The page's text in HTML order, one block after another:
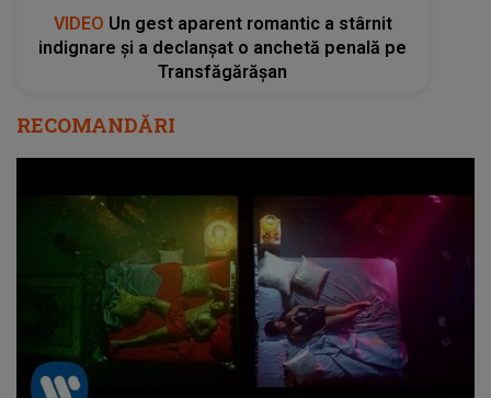
VIDEO Un gest aparent romantic a stârnit
indignare și a declanșat o anchetă penală pe
Transfăgărășan
RECOMANDĂRI